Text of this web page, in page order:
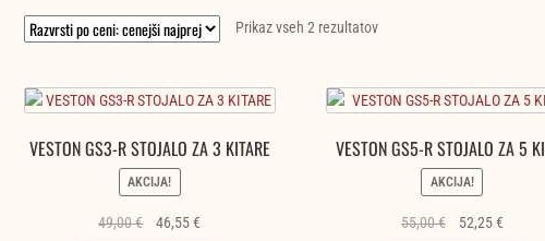
Prikaz vseh 2 rezultatovRazvrščeno
od
do
najvišje
VESTON GS3-R STOJALO ZA 3 KITARE
AKCIJA!
49,00€
Izvirna
46,55€
VESTON GS5-R STOJALO ZA 5
AKCIJA!
55,00€
Izvirna
52,25€